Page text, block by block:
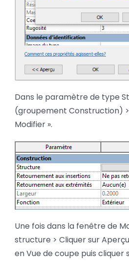
Dans le paramètre de type
(groupement Construction) >
Modifier ».
Une fois dans la fenêtre de
structure > Cliquer sur Aperçu
en Vue de coupe puis cliquer